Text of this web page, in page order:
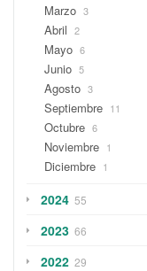
Marzo 3
Abril 2
Mayo 6
Junio 5
Agosto 3
Septiembre 11
Octubre 6
Noviembre 1
Diciembre 1
2024 55
2023 66
2022 29